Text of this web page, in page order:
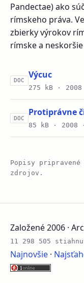
Pandectae) ako
rímskeho práva.
zbierky výrokov
rímske a
DOC
Výcuc
275 kB · 2008
DOC
Protiprávne
85 kB · 2008
Popisy pripravené
zdrojov.
Založené 2006 ·
11 298 505
Najnovšie ·